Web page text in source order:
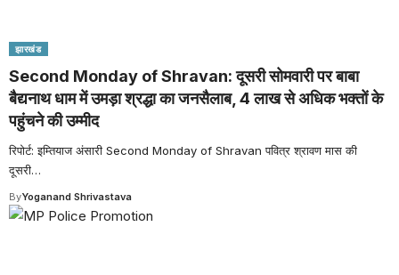
झारखंड
Second Monday of Shravan: दूसरी सोमवारी पर बाबा
बैद्यनाथ धाम में उमड़ा श्रद्धा का जनसैलाब, 4 लाख से अधिक भक्तों के
पहुंचने की उम्मीद
रिपोर्ट: इम्तियाज अंसारी Second Monday of Shravan पवित्र श्रावण मास की
दूसरी…
ByYoganand Shrivastava